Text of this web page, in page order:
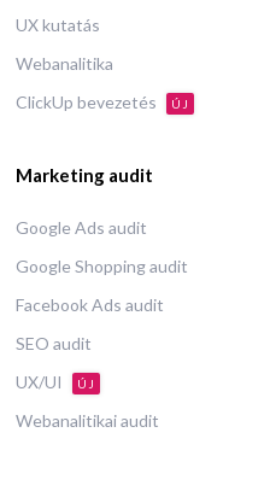
UX kutatás
Webanalitika
ClickUp bevezetés
ÚJ
Marketing audit
Google Ads audit
Google Shopping audit
Facebook Ads audit
SEO audit
UX/UI
ÚJ
Webanalitikai audit